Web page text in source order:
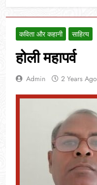
कविता और कहानी साहित्य
होली महापर्व
Admin 2 Years Ago